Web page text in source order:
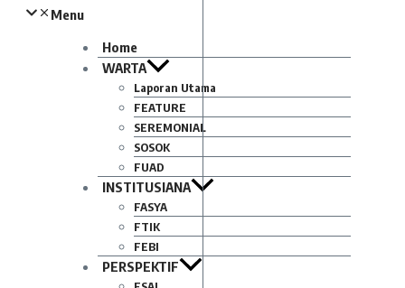
Menu
Home
WARTA
Laporan Utama
FEATURE
SEREMONIAL
SOSOK
FUAD
INSTITUSIANA
FASYA
FTIK
FEBI
PERSPEKTIF